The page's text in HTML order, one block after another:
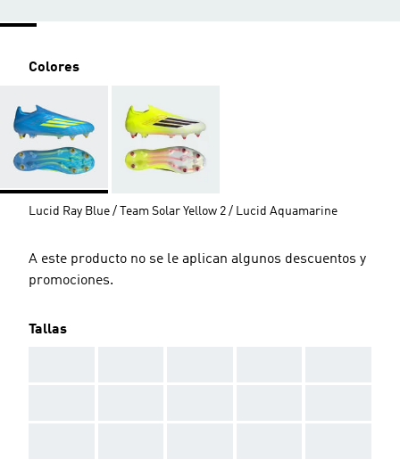
Colores
Lucid Ray Blue / Team Solar Yellow 2 / Lucid Aquamarine
A este producto no se le aplican algunos descuentos y
promociones.
Tallas